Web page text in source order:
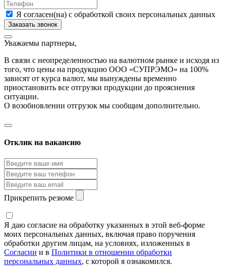
Я согласен(на) с обработкой своих персональных данных
Уважаемы партнеры,
В связи с неопределенностью на валютном рынке и исходя из
того, что цены на продукцию ООО «СУПРЭМО» на 100%
зависят от курса валют, мы вынуждены временно
приостановить все отгрузки продукции до прояснения
ситуации.
О возобновлении отгрузок мы сообщим дополнительно.
Отклик на вакансию
Прикрепить резюме
Я даю согласие на обработку указанных в этой веб-форме
моих персональных данных, включая право поручения
обработки другим лицам, на условиях, изложенных в
Согласии и в Политики в отношении обработки
персональных данных, с которой я ознакомился.